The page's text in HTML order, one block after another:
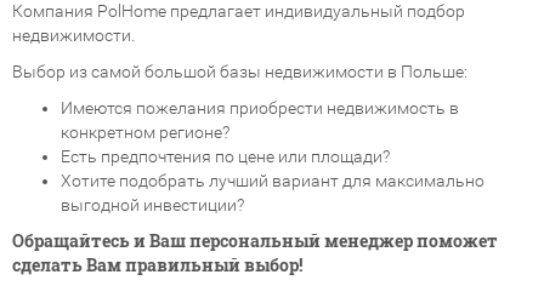
Компания PolHome предлагает индивидуальный подбор
недвижимости.
Выбор из самой большой базы недвижимости в Польше:
Имеются пожелания приобрести недвижимость в
конкретном регионе?
Есть предпочтения по цене или площади?
Хотите подобрать лучший вариант для максимально
выгодной инвестиции?
Обращайтесь и Ваш персональный менеджер поможет
сделать Вам правильный выбор!